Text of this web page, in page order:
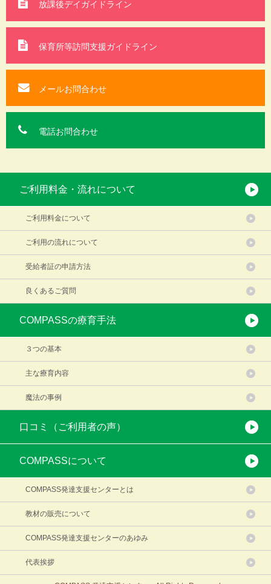
ご利用料金・流れについて
ご利用料金について
ご利用の流れについて
受給者証の申請方法
良くあるご質問
COMPASSの療育手法
３つの基本
主な療育内容
魔法の事例
口コミ（ご利用者の声）
COMPASSについて
COMPASS発達支援センターとは
教材の販売について
COMPASS発達支援センターのあゆみ
代表挨拶
放課後デイガイドライン
保育所等訪問支援ガイドライン
メールお問合わせ
電話お問合わせ